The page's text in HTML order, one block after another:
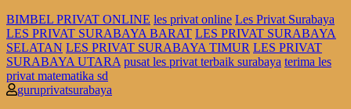
BIMBEL PRIVAT ONLINE les privat online Les Privat Surabaya
LES PRIVAT SURABAYA BARAT LES PRIVAT SURABAYA
SELATAN LES PRIVAT SURABAYA TIMUR LES PRIVAT
SURABAYA UTARA pusat les privat terbaik surabaya terima les
privat matematika sd
guruprivatsurabaya